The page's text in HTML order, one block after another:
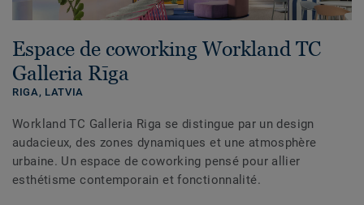
Espace de coworking Workland TC
Galleria Rīga
RIGA, LATVIA
Workland TC Galleria Riga se distingue par un design
audacieux, des zones dynamiques et une atmosphère
urbaine. Un espace de coworking pensé pour allier
esthétisme contemporain et fonctionnalité.